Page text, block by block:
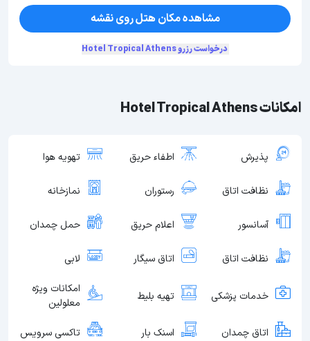
امکانات Hotel Tropical Athens
پذیرش اطفاء حریق تهویه هوا
نظافت اتاق رستوران نمازخانه
آسانسور اعلام حریق حمل چمدان
نظافت اتاق اتاق سیگار لابی
خدمات پزشکی تهیه بلیط
امکانات ویژه
معلولین
اتاق چمدان اسنک بار تاکسی سرویس
مشاهده مکان هتل روی نقشه
درخواست رزرو Hotel Tropical Athens